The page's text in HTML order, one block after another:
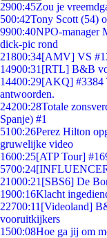
2900:45Zou je
500:42Tony Scott (54)
9900:40NPO-manager
dick-pic rond
21800:34[AMV] VS
14900:31 [RTL] B&B
14400:29[AKQ] #3384
antwoorden.
24200:28Totale
Spanje) #1
5100:26Perez Hilton
gruwelijke video
1600:25[ATP Tour]
5700:24
21000:21 [SBS6] De
1900:16Klacht
22700:11 [Videoland]
vooruitkijkers
1500:08Hoe ga jij om